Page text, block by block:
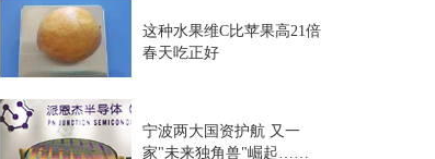
这种水果维C比苹果高21倍
春天吃正好
宁波两大国资护航 又一
家"未来独角兽"崛起……